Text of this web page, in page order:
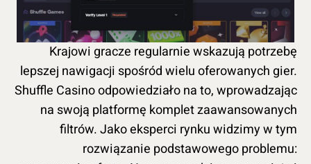
Krajowi gracze regularnie wskazują potrzebę
lepszej nawigacji spośród wielu oferowanych gier.
Shuffle Casino odpowiedziało na to, wprowadzając
na swoją platformę komplet zaawansowanych
filtrów. Jako eksperci rynku widzimy w tym
rozwiązanie podstawowego problemu: